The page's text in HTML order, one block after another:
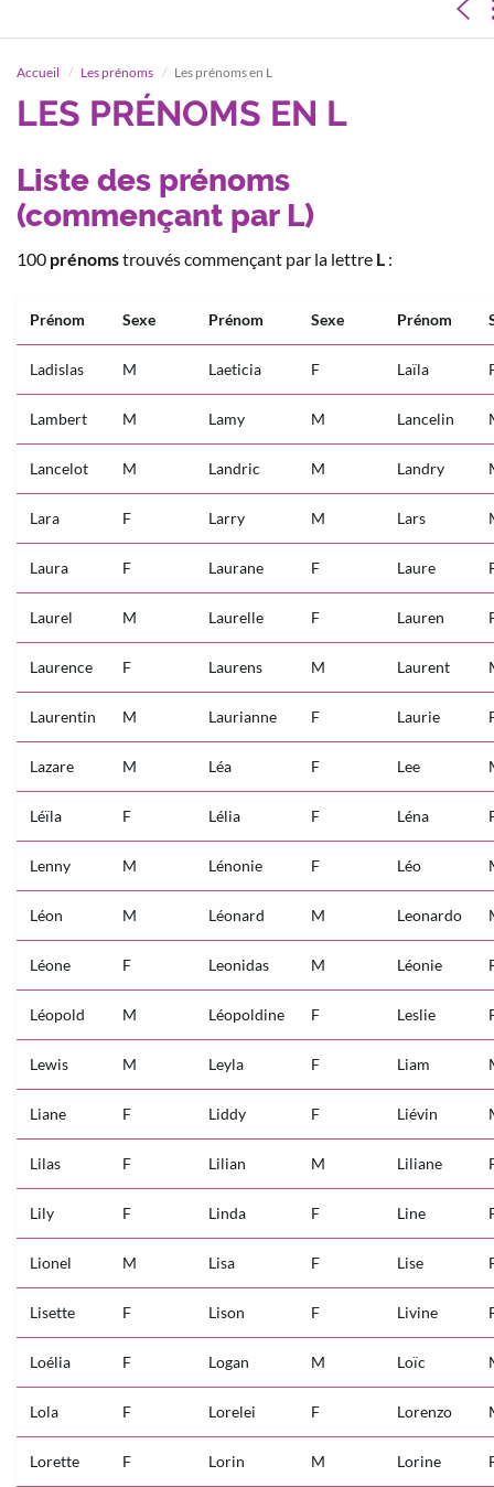
Accueil Les prénoms Les prénoms en L
LES PRÉNOMS EN L
Liste des prénoms
(commençant par L)
100 prénomstrouvés commençant par la lettre L :
Prénom Sexe Prénom Sexe Prénom
Ladislas M Laeticia F Laïla
Lambert M Lamy M Lancelin
Lancelot M Landric M Landry
Lara F Larry M Lars
Laura F Laurane F Laure
Laurel M Laurelle F Lauren
Laurence F Laurens M Laurent
Laurentin M Laurianne F Laurie
Lazare M Léa F Lee
Léïla F Lélia F Léna
Lenny M Lénonie F Léo
Léon M Léonard M Leonardo
Léone F Leonidas M Léonie
Léopold M Léopoldine F Leslie
Lewis M Leyla F Liam
Liane F Liddy F Liévin
Lilas F Lilian M Liliane
Lily F Linda F Line
Lionel M Lisa F Lise
Lisette F Lison F Livine
Loélia F Logan M Loïc
Lola F Lorelei F Lorenzo
Lorette F Lorin M Lorine